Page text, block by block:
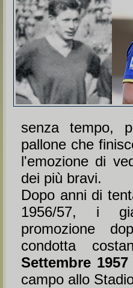
senza tempo,
pallone che
l'emozione di
dei più bravi.
Dopo anni di
1956/57, i
promozione
condotta
Settembre 1957
campo allo